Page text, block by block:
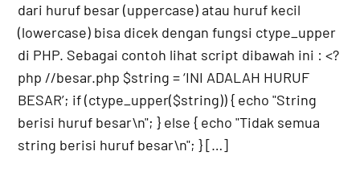
dari huruf besar (uppercase) atau huruf kecil
(lowercase) bisa dicek dengan fungsi ctype_upper
di PHP. Sebagai contoh lihat script dibawah ini : <?
php //besar.php $string = ‘INI ADALAH HURUF
BESAR’; if (ctype_upper($string)) { echo "String
berisi huruf besar\n"; } else { echo "Tidak semua
string berisi huruf besar\n"; } […]